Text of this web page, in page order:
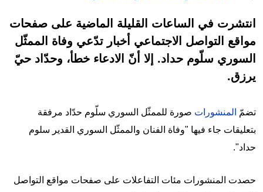
انتشرت في الساعات القليلة الماضية على صفحات
مواقع التواصل الاجتماعي أخبار تدّعي وفاة الممثّل
السوري سلّوم حداد. إلا أنّ الادعاء خطأ، وحدّاد حيّ
يرزق.
تضمّ المنشورات صورة للممثّل السوري سلّوم حدّاد مرفقة
بتعليقات جاء فيها "وفاة الفنان والممثّل السوري القدير سلوم
حداد".
حصدت المنشورات مئات التفاعلات على صفحات مواقع التواصل